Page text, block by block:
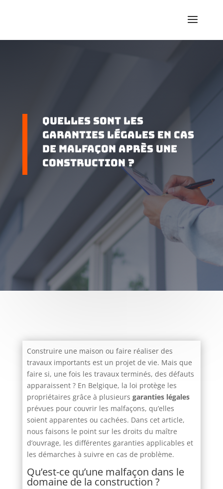
Quelles sont les
garanties légales en cas
de malfaçon après une
construction ?
Construire une maison ou faire réaliser des
travaux importants est un projet de vie. Mais que
faire si, une fois les travaux terminés, des défauts
apparaissent ? En Belgique, la loi protège les
propriétaires grâce à plusieurs garanties légales
prévues pour couvrir les malfaçons, qu’elles
soient apparentes ou cachées. Dans cet article,
nous faisons le point sur les droits du maître
d’ouvrage, les différentes garanties applicables et
les démarches à suivre en cas de problème.
Qu’est-ce qu’une malfaçon dans le
domaine de la construction ?